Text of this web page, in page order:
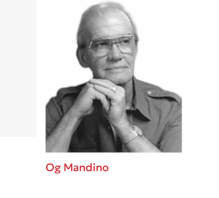
Og Mandino